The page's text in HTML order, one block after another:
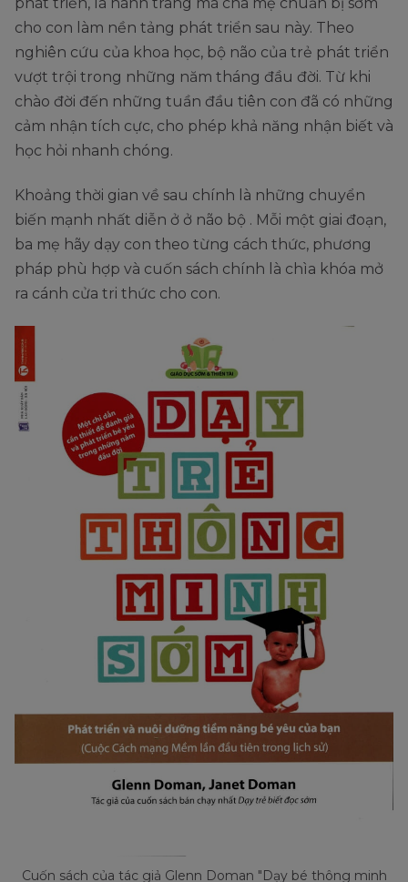
cho con làm nền tảng phát triển sau này. Theo
nghiên cứu của khoa học, bộ não của trẻ phát triển
vượt trội trong những năm tháng đầu đời. Từ khi
chào đời đến những tuần đầu tiên con đã có những
cảm nhận tích cực, cho phép khả năng nhận biết và
học hỏi nhanh chóng.
Khoảng thời gian về sau chính là những chuyển
biến mạnh nhất diễn ở ở não bộ . Mỗi một giai đoạn,
ba mẹ hãy dạy con theo từng cách thức, phương
pháp phù hợp và cuốn sách chính là chìa khóa mở
ra cánh cửa tri thức cho con.
Cuốn sách của tác giả Glenn Doman "Dạy bé thông minh